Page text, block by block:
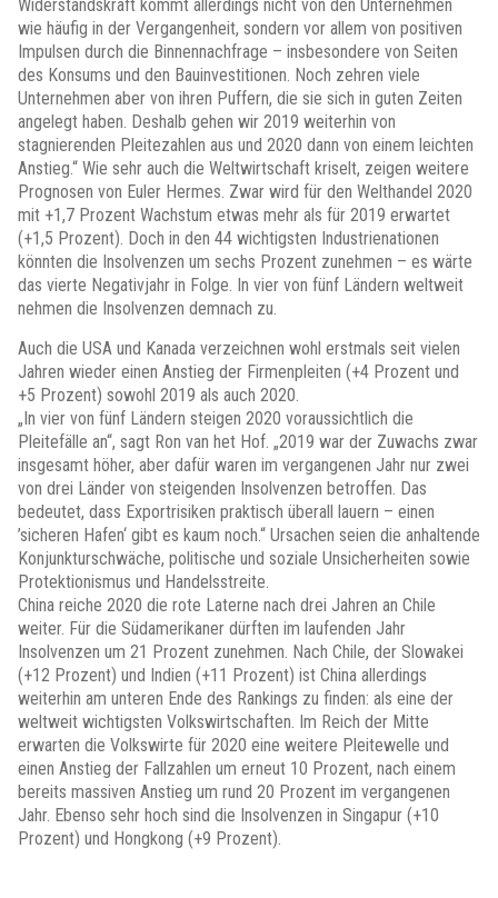
Widerstandskraft kommt allerdings nicht von den Unternehmen
wie häufig in der Vergangenheit, sondern vor allem von positiven
Impulsen durch die Binnennachfrage – insbesondere von Seiten
des Konsums und den Bauinvestitionen. Noch zehren viele
Unternehmen aber von ihren Puffern, die sie sich in guten Zeiten
angelegt haben. Deshalb gehen wir 2019 weiterhin von
stagnierenden Pleitezahlen aus und 2020 dann von einem leichten
Anstieg.“ Wie sehr auch die Weltwirtschaft kriselt, zeigen weitere
Prognosen von Euler Hermes. Zwar wird für den Welthandel 2020
mit +1,7 Prozent Wachstum etwas mehr als für 2019 erwartet
(+1,5 Prozent). Doch in den 44 wichtigsten Industrienationen
könnten die Insolvenzen um sechs Prozent zunehmen – es wärte
das vierte Negativjahr in Folge. In vier von fünf Ländern weltweit
nehmen die Insolvenzen demnach zu.
Auch die USA und Kanada verzeichnen wohl erstmals seit vielen
Jahren wieder einen Anstieg der Firmenpleiten (+4 Prozent und
+5 Prozent) sowohl 2019 als auch 2020.
„In vier von fünf Ländern steigen 2020 voraussichtlich die
Pleitefälle an“, sagt Ron van het Hof. „2019 war der Zuwachs zwar
insgesamt höher, aber dafür waren im vergangenen Jahr nur zwei
von drei Länder von steigenden Insolvenzen betroffen. Das
bedeutet, dass Exportrisiken praktisch überall lauern – einen
’sicheren Hafen‘ gibt es kaum noch.“ Ursachen seien die anhaltende
Konjunkturschwäche, politische und soziale Unsicherheiten sowie
Protektionismus und Handelsstreite.
China reiche 2020 die rote Laterne nach drei Jahren an Chile
weiter. Für die Südamerikaner dürften im laufenden Jahr
Insolvenzen um 21 Prozent zunehmen. Nach Chile, der Slowakei
(+12 Prozent) und Indien (+11 Prozent) ist China allerdings
weiterhin am unteren Ende des Rankings zu finden: als eine der
weltweit wichtigsten Volkswirtschaften. Im Reich der Mitte
erwarten die Volkswirte für 2020 eine weitere Pleitewelle und
einen Anstieg der Fallzahlen um erneut 10 Prozent, nach einem
bereits massiven Anstieg um rund 20 Prozent im vergangenen
Jahr. Ebenso sehr hoch sind die Insolvenzen in Singapur (+10
Prozent) und Hongkong (+9 Prozent).